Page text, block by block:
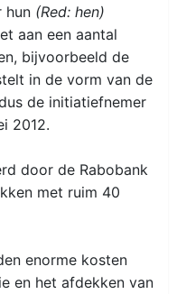
hun (Red: hen)
aan een aantal
bijvoorbeeld de
in de vorm van de
de initiatiefnemer
2012.
door de Rabobank
met ruim 40
enorme kosten
en het afdekken van